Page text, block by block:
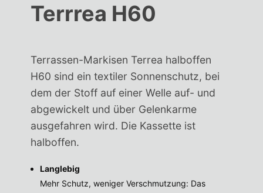
Terrrea H60
Terrassen-Markisen Terrea halboffen
H60 sind ein textiler Sonnenschutz, bei
dem der Stoff auf einer Welle auf- und
abgewickelt und über Gelenkarme
ausgefahren wird. Die Kassette ist
halboffen.
Langlebig
Mehr Schutz, weniger Verschmutzung: Das